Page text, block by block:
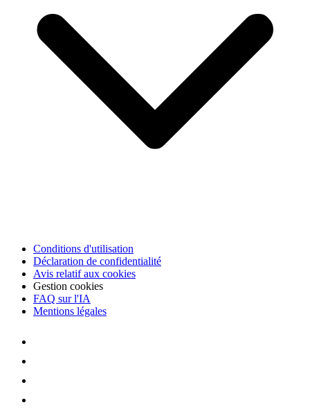
Conditions d'utilisation
Déclaration de confidentialité
Avis relatif aux cookies
Gestion cookies
FAQ sur l'IA
Mentions légales